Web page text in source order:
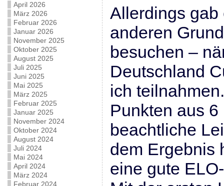
April 2026
März 2026
Februar 2026
Januar 2026
November 2025
Oktober 2025
August 2025
Juli 2025
Juni 2025
Mai 2025
März 2025
Februar 2025
Januar 2025
November 2024
Oktober 2024
August 2024
Juli 2024
Mai 2024
April 2024
März 2024
Februar 2024
Allerdings gab
anderen
besuchen –
Deutschland
ich
Punkten aus
beachtliche
dem Ergebnis
eine gute